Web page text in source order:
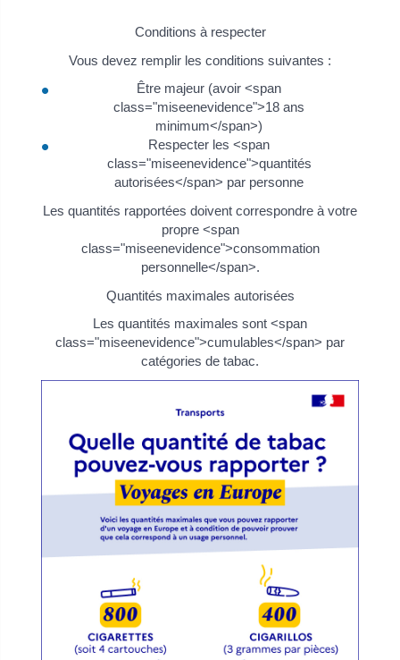
Conditions à respecter
Vous devez remplir les conditions suivantes :
Être majeur (avoir <span
class="miseenevidence">18 ans
minimum</span>)
Respecter les <span
class="miseenevidence">quantités
autorisées</span> par personne
Les quantités rapportées doivent correspondre à votre
propre <span
class="miseenevidence">consommation
personnelle</span>.
Quantités maximales autorisées
Les quantités maximales sont <span
class="miseenevidence">cumulables</span> par
catégories de tabac.